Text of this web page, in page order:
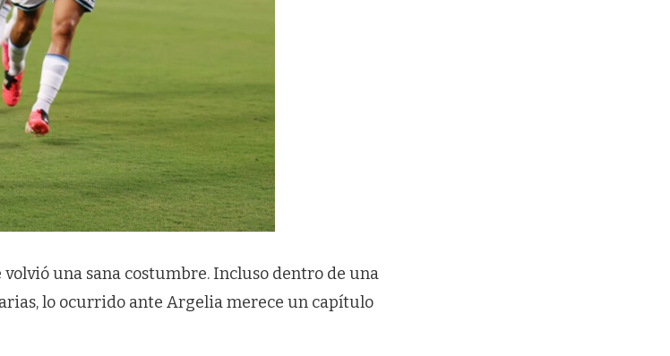
una sana costumbre. Incluso dentro de una
lo ocurrido ante Argelia merece un capítulo